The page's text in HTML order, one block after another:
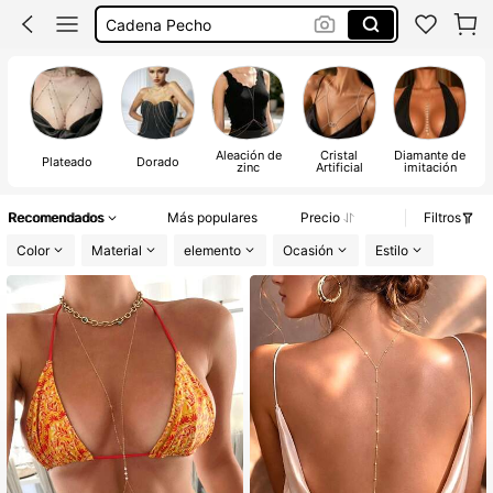
Cadena Cuerpo
Cadena Corporal Mujer
Plateado Dorado Aleación de
zinc
Cristal
Artificial
Diamante de
imitación
Recomendados Más populares Precio
Filtros
Color
Material elemento Ocasión Estilo